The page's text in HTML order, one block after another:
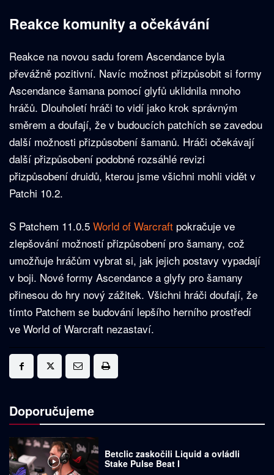
Reakce komunity a očekávání
Reakce na novou sadu forem Ascendance byla
převážně pozitivní. Navíc možnost přizpůsobit si formy
Ascendance šamana pomocí glyfů uklidnila mnoho
hráčů. Dlouholetí hráči to vidí jako krok správným
směrem a doufají, že v budoucích patchích se zavedou
další možnosti přizpůsobení šamanů. Hráči očekávají
další přizpůsobení podobné rozsáhlé revizi
přizpůsobení druidů, kterou jsme všichni mohli vidět v
Patchi 10.2.
S Patchem 11.0.5 World of Warcraft pokračuje ve
zlepšování možností přizpůsobení pro šamany, což
umožňuje hráčům vybrat si, jak jejich postavy vypadají
v boji. Nové formy Ascendance a glyfy pro šamany
přinesou do hry nový zážitek. Všichni hráči doufají, že
tímto Patchem se budování lepšího herního prostředí
ve World of Warcraft nezastaví.
Doporučujeme
Betclic zaskočili Liquid a ovládli
Stake Pulse Beat I